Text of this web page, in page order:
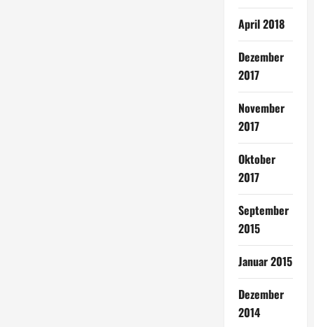
April 2018
Dezember
2017
November
2017
Oktober
2017
September
2015
Januar 2015
Dezember
2014